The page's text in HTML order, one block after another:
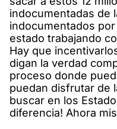
indocumentadas de
indocumentados
estado trabajando
Hay que
digan la verdad
proceso donde
puedan disfrutar de
buscar en los
diferencia! Ahora